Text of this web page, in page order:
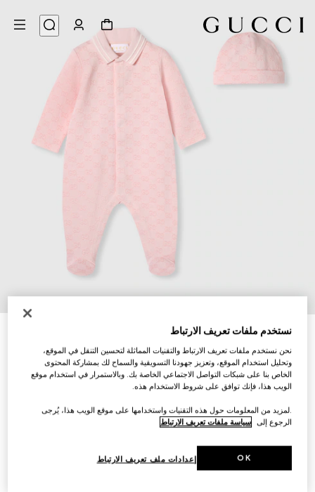
طقم هدايا مؤلف من قطعتين ومصنوع من القطن للأطفال
الرضّع
SAR 2,600
تنويعاتزهري فاتح
نستخدم ملفات تعريف الارتباط
نحن نستخدم ملفات تعريف الارتباط والتقنيات المماثلة لتحسين التنقل في الموقع،
وتحليل استخدام الموقع، وتعزيز جهودنا التسويقية والسماح لك بمشاركة المحتوى
الخاص بنا على شبكات التواصل الاجتماعي الخاصة بك. وبالاستمرار في استخدام موقع
الويب هذا، فإنك توافق على شروط الاستخدام هذه.
.لمزيد من المعلومات حول هذه التقنيات واستخدامها على موقع الويب هذا، يُرجى
الرجوع إلى سياسة ملفات تعريف الارتباط
إعدادات ملف تعريف الارتباط OK